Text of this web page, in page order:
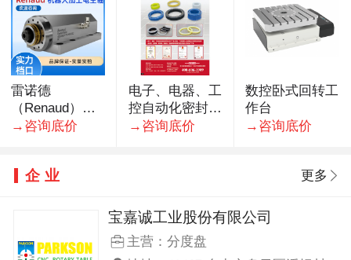
雷诺德
（Renaud）瑞
士进口机器人钻
→咨询底价
电子、电器、工
控自动化密封件
专业生产厂家·
→咨询底价
数控卧式回转工
作台
→咨询底价
企业 更多
宝嘉诚工业股份有限公司
主营：分度盘